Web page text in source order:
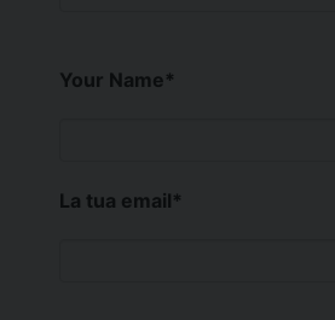
Your Name*
La tua email*